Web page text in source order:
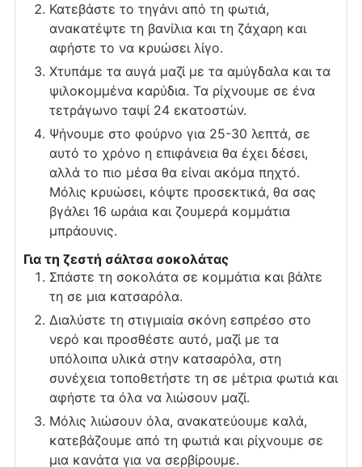
Κατεβάστε το τηγάνι από τη φωτιά,
ανακατέψτε τη βανίλια και τη ζάχαρη και
αφήστε το να κρυώσει λίγο.
Χτυπάμε τα αυγά μαζί με τα αμύγδαλα και τα
ψιλοκομμένα καρύδια. Τα ρίχνουμε σε ένα
τετράγωνο ταψί 24 εκατοστών.
Ψήνουμε στο φούρνο για 25-30 λεπτά, σε
αυτό το χρόνο η επιφάνεια θα έχει δέσει,
αλλά το πιο μέσα θα είναι ακόμα πηχτό.
Μόλις κρυώσει, κόψτε προσεκτικά, θα σας
βγάλει 16 ωράια και ζουμερά κομμάτια
μπράουνις.
Για τη ζεστή σάλτσα σοκολάτας
Σπάστε τη σοκολάτα σε κομμάτια και βάλτε
τη σε μια κατσαρόλα.
Διαλύστε τη στιγμιαία σκόνη εσπρέσο στο
νερό και προσθέστε αυτό, μαζί με τα
υπόλοιπα υλικά στην κατσαρόλα, στη
συνέχεια τοποθετήστε τη σε μέτρια φωτιά και
αφήστε τα όλα να λιώσουν μαζί.
Μόλις λιώσουν όλα, ανακατεύουμε καλά,
κατεβάζουμε από τη φωτιά και ρίχνουμε σε
μια κανάτα για να σερβίρουμε.